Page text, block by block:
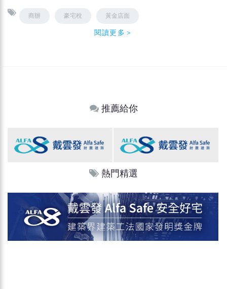
商辦 豪宅稅 黃金店面
閱讀更多＞
推薦給你
熱門精選